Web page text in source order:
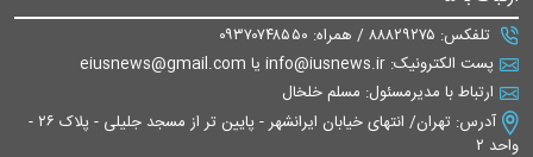
تلفکس: ۸۸۸۲۹۲۷۵ / همراه: ۰۹۳۷۰۷۴۸۵۵۰
پست الکترونیک: info@iusnews.ir یا eiusnews@gmail.com
ارتباط با مدیرمسئول: مسلم خلخال
آدرس: تهران/ انتهای خیابان ایرانشهر - پایین تر از مسجد جلیلی - پلاک ۲۶ -
واحد ۲